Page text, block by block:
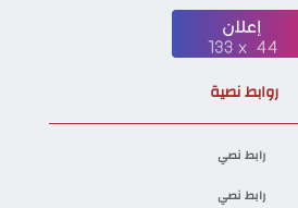
روابط نصية
رابط نصي
رابط نصي